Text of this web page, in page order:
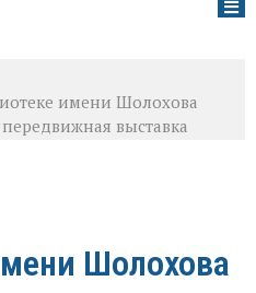
имени Шолохова
выставка
Шолохова